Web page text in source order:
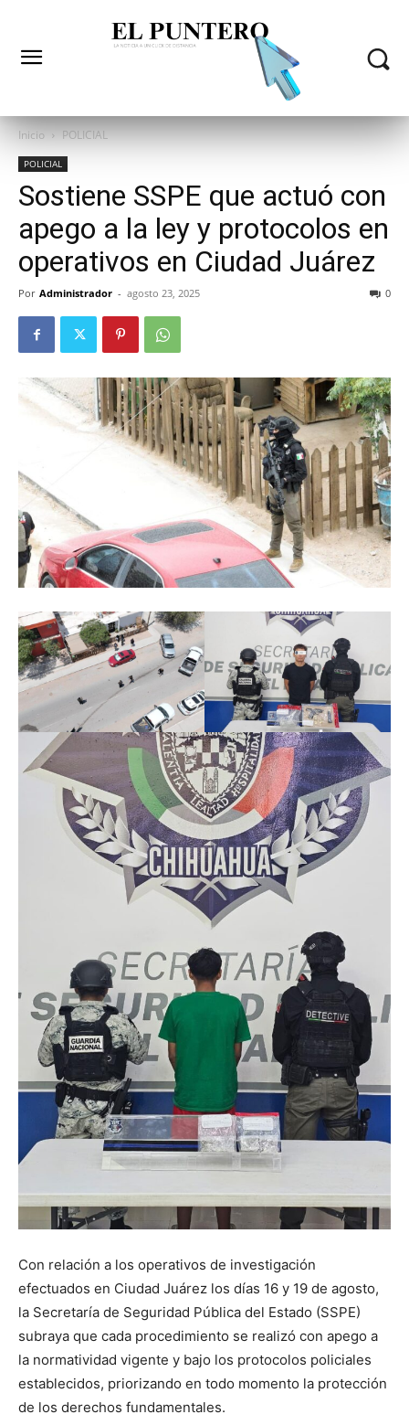
Inicio POLICIAL
POLICIAL
Sostiene SSPE que actuó con
apego a la ley y protocolos en
operativos en Ciudad Juárez
Por Administrador - agosto 23, 2025 0
Con relación a los operativos de investigación
efectuados en Ciudad Juárez los días 16 y 19 de agosto,
la Secretaría de Seguridad Pública del Estado (SSPE)
subraya que cada procedimiento se realizó con apego a
la normatividad vigente y bajo los protocolos policiales
establecidos, priorizando en todo momento la protección
de los derechos fundamentales.